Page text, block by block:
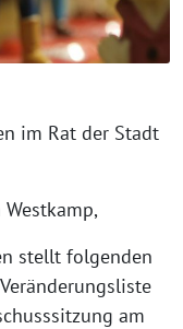
im Rat der Stadt
stellt folgenden
am